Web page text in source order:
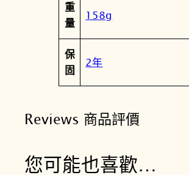
重
量
158g
保
固
2年
Reviews 商品評價
您可能也喜歡…